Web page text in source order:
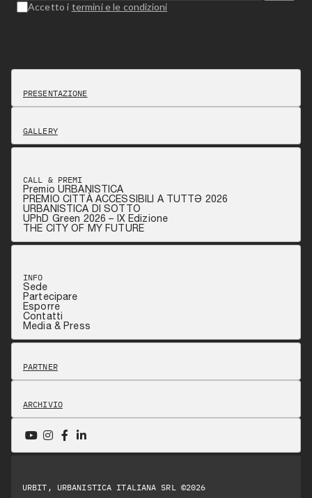
Accetto i termini e le condizioni
PRESENTAZIONE
GALLERY
CALL & PREMI
Premio URBANISTICA
PREMIO CITTÀ ACCESSIBILI A TUTTƏ 2026
URBANISTICA DI SOTTO
UPhD Green 2026 – IX Edizione
THE CITY OF MY FUTURE
INFO
Sede
Partecipare
Esporre
Contatti
Media & Press
PARTNER
ARCHIVIO
URBIT, URBANISTICA ITALIANA SRL ©2026